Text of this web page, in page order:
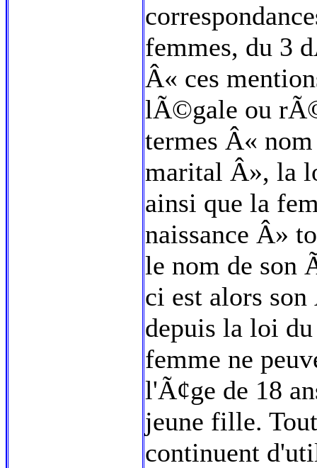
femmes, du 3
Â« ces
lÃ©gale ou
termes Â«
marital Â», la
ainsi que la
naissance Â»
le nom de son
ci est alors
depuis la loi
femme ne
l'Ã¢ge de 18
jeune fille.
continuent